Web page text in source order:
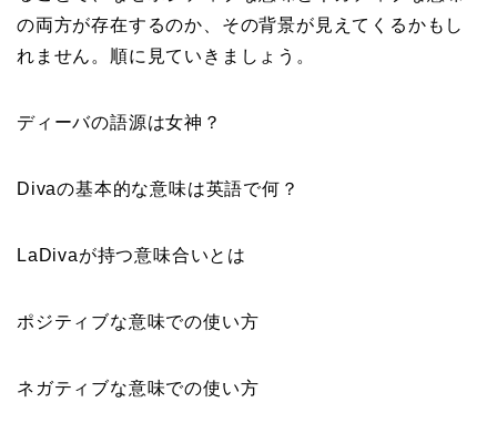
の両方が存在するのか、その背景が見えてくるかもし
れません。順に見ていきましょう。
ディーバの語源は女神？
Divaの基本的な意味は英語で何？
LaDivaが持つ意味合いとは
ポジティブな意味での使い方
ネガティブな意味での使い方